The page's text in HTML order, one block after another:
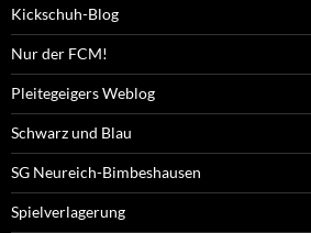
Kickschuh-Blog
Nur der FCM!
Pleitegeigers Weblog
Schwarz und Blau
SG Neureich-Bimbeshausen
Spielverlagerung